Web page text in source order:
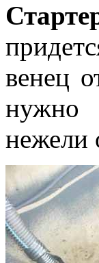
венец
нужно
нежели